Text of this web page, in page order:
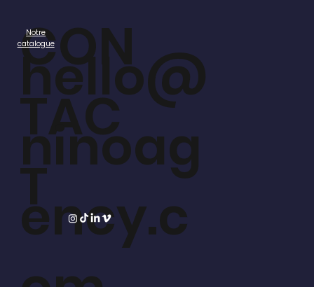
CON
TAC
T
hello@
ninoag
ency.c
Notre
catalogue